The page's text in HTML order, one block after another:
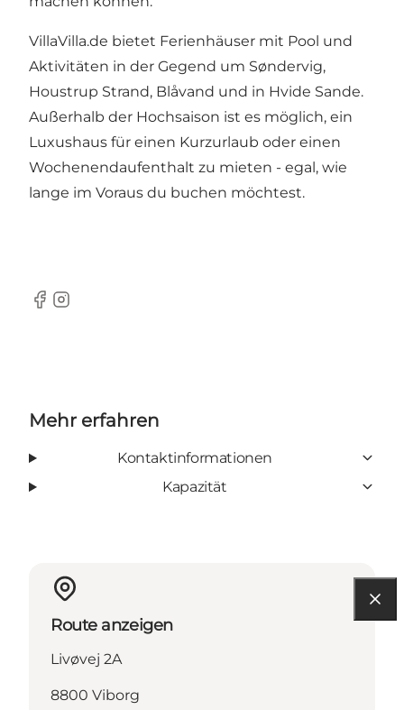
VillaVilla.de bietet Ferienhäuser mit Pool und
Aktivitäten in der Gegend um Søndervig,
Houstrup Strand, Blåvand und in Hvide Sande.
Außerhalb der Hochsaison ist es möglich, ein
Luxushaus für einen Kurzurlaub oder einen
Wochenendaufenthalt zu mieten - egal, wie
lange im Voraus du buchen möchtest.
Facebook
Instagram
Mehr erfahren
Kontaktinformationen
Kapazität
Route anzeigen
Livøvej 2A
8800 Viborg